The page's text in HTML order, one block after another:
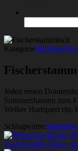
nach:
KategorieWichtige
Jeden ersten
Sommershausen zum
Weiher Hartspiert ein.
Schlagwörter
Traditionelles Hege-